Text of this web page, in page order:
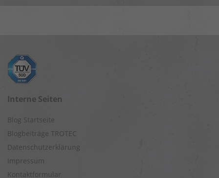
Interne Seiten
Blog Startseite
Blogbeiträge TROTEC
Datenschutzerklärung
Impressum
Kontaktformular